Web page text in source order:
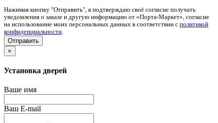
Нажимая кнопку "Отправить", я подтверждаю своё согласие получать
уведомления о заказе и другую информацию от «Порта-Маркет», согласие
на использование моих персональных данных в соответствии с политикой
конфиденциальности
×
Установка дверей
Ваше имя
Ваш E-mail